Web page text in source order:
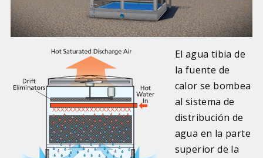
El agua tibia de
la fuente de
calor se bombea
al sistema de
distribución de
agua en la parte
superior de la